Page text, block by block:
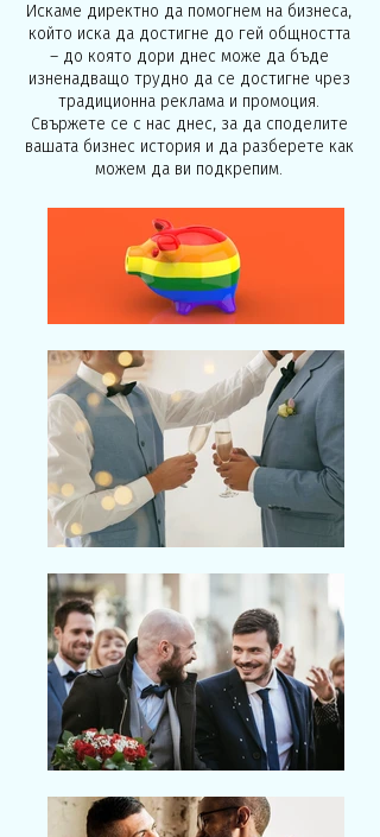
Искаме директно да помогнем на бизнеса,
който иска да достигне до гей общността
– до която дори днес може да бъде
изненадващо трудно да се достигне чрез
традиционна реклама и промоция.
Свържете се с нас днес, за да споделите
вашата бизнес история и да разберете как
можем да ви подкрепим.